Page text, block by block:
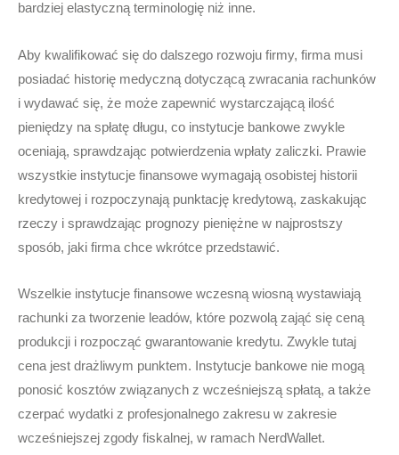
bardziej elastyczną terminologię niż inne.
Aby kwalifikować się do dalszego rozwoju firmy, firma musi
posiadać historię medyczną dotyczącą zwracania rachunków
i wydawać się, że może zapewnić wystarczającą ilość
pieniędzy na spłatę długu, co instytucje bankowe zwykle
oceniają, sprawdzając potwierdzenia wpłaty zaliczki. Prawie
wszystkie instytucje finansowe wymagają osobistej historii
kredytowej i rozpoczynają punktację kredytową, zaskakując
rzeczy i sprawdzając prognozy pieniężne w najprostszy
sposób, jaki firma chce wkrótce przedstawić.
Wszelkie instytucje finansowe wczesną wiosną wystawiają
rachunki za tworzenie leadów, które pozwolą zająć się ceną
produkcji i rozpocząć gwarantowanie kredytu. Zwykle tutaj
cena jest drażliwym punktem. Instytucje bankowe nie mogą
ponosić kosztów związanych z wcześniejszą spłatą, a także
czerpać wydatki z profesjonalnego zakresu w zakresie
wcześniejszej zgody fiskalnej, w ramach NerdWallet.